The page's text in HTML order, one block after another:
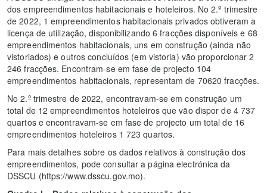
dos empreendimentos habitacionais e hoteleiros. No 2.º trimestre
de 2022, 1 empreendimentos habitacionais privados obtiveram a
licença de utilização, disponibilizando 6 fracções disponíveis e 68
empreendimentos habitacionais, uns em construção (ainda não
vistoriados) e outros concluídos (em vistoria) vão proporcionar 2
246 fracções. Encontram-se em fase de projecto 104
empreendimentos habitacionais, representam de 70620 fracções.
No 2.º trimestre de 2022, encontravam-se em construção um
total de 12 empreendimentos hoteleiros que vão dispor de 4 737
quartos e encontravam-se em fase de projecto um total de 16
empreendimentos hoteleiros 1 723 quartos.
Para mais detalhes sobre os dados relativos à construção dos
empreendimentos, pode consultar a página electrónica da
DSSCU (https://www.dsscu.gov.mo).